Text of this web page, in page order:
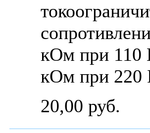
кОм при 110
кОм при 220
20,00 руб.